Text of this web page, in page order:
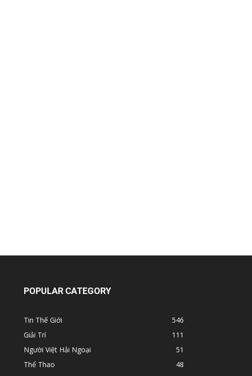
POPULAR CATEGORY
Tin Thế Giới
546
Giải Trí
111
Người Việt Hải Ngoại
51
Thể Thao
48